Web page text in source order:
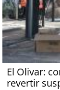
El Olivar:
revertir